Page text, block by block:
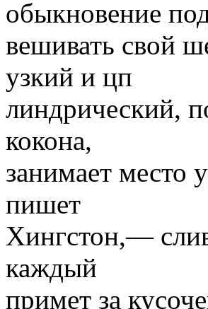
обыкновение
вешивать свой
узкий и цп
линдрический,
кокона,
занимает место
пишет
Хингстон,—
каждый
примет за